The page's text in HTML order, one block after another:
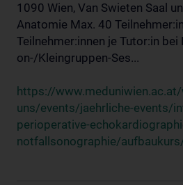
1090 Wien, Van Swieten Saal
Anatomie Max. 40
Teilnehmer:innen je Tutor:in bei
on-/Kleingruppen-Ses...
https://
uns/events/jaehrliche-events/
perioperative-
notfallsonographie/